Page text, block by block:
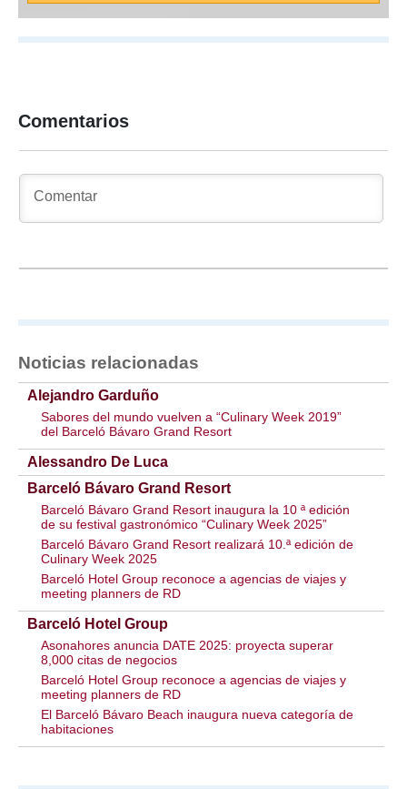
Comentarios
Noticias relacionadas
Alejandro Garduño
Sabores del mundo vuelven a “Culinary Week 2019”
del Barceló Bávaro Grand Resort
Alessandro De Luca
Barceló Bávaro Grand Resort
Barceló Bávaro Grand Resort inaugura la 10 ª edición
de su festival gastronómico “Culinary Week 2025”
Barceló Bávaro Grand Resort realizará 10.ª edición de
Culinary Week 2025
Barceló Hotel Group reconoce a agencias de viajes y
meeting planners de RD
Barceló Hotel Group
Asonahores anuncia DATE 2025: proyecta superar
8,000 citas de negocios
Barceló Hotel Group reconoce a agencias de viajes y
meeting planners de RD
El Barceló Bávaro Beach inaugura nueva categoría de
habitaciones